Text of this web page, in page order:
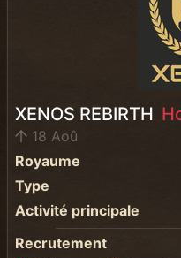
XENOS REBIRTH
18 Aoû
Royaume
Type
Activité principale
Recrutement